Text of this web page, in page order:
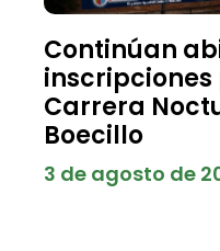
Continúan
inscripciones
Carrera
Boecillo
3 de agosto de